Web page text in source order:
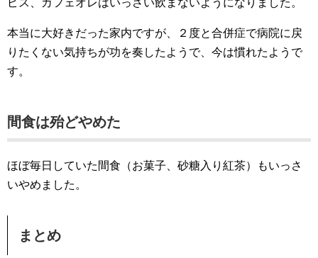
ピス、カフェオレはいっさい飲まないようになりました。
本当に大好きだった家内ですが、２度と合併症で病院に戻
りたくない気持ちが功を奏したようで、今は慣れたようで
す。
間食は殆どやめた
ほぼ毎日していた間食（お菓子、砂糖入り紅茶）もいっさ
いやめました。
まとめ